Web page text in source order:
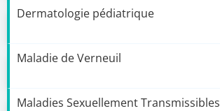
Dermatologie pédiatrique
Maladie de Verneuil
Maladies Sexuellement Transmissibles